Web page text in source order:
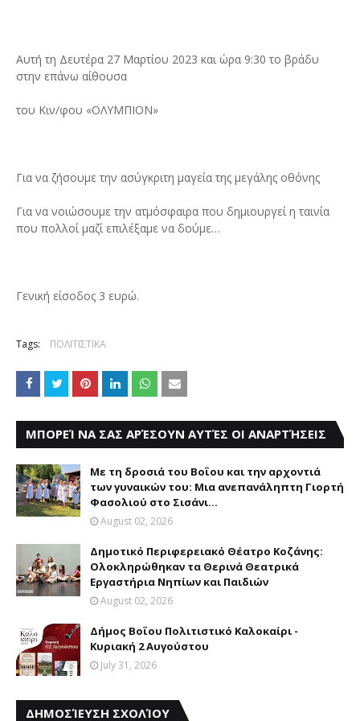
Αυτή τη Δευτέρα 27 Μαρτίου 2023 και ώρα 9:30 το βράδυ
στην επάνω αίθουσα
του Κιν/φου «ΟΛΥΜΠΙΟΝ»
Για να ζήσουμε την ασύγκριτη μαγεία της μεγάλης οθόνης
Για να νοιώσουμε την ατμόσφαιρα που δημιουργεί η ταινία
που πολλοί μαζί επιλέξαμε να δούμε…
Γενική είσοδος 3 ευρώ.
Tags: ΠΟΛΙΤΙΣΤΙΚΑ
ΜΠΟΡΕΊ ΝΑ ΣΑΣ ΑΡΈΣΟΥΝ ΑΥΤΈΣ ΟΙ ΑΝΑΡΤΉΣΕΙΣ
Με τη δροσιά του Βοΐου και την αρχοντιά
των γυναικών του: Μια ανεπανάληπτη Γιορτή
Φασολιού στο Σισάνι...
August 02, 2026
Δημοτικό Περιφερειακό Θέατρο Κοζάνης:
Ολοκληρώθηκαν τα Θερινά Θεατρικά
Εργαστήρια Νηπίων και Παιδιών
August 02, 2026
Δήμος Βοΐου Πολιτιστικό Καλοκαίρι -
Κυριακή 2 Αυγούστου
July 31, 2026
ΔΗΜΟΣΊΕΥΣΗ ΣΧΟΛΊΟΥ